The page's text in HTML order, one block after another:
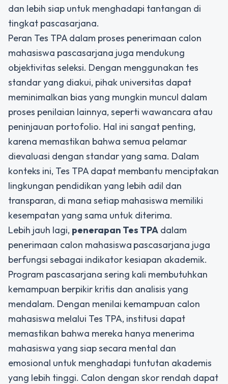
dan lebih siap untuk menghadapi tantangan di
tingkat pascasarjana.
Peran Tes TPA dalam proses penerimaan calon
mahasiswa pascasarjana juga mendukung
objektivitas seleksi. Dengan menggunakan tes
standar yang diakui, pihak universitas dapat
meminimalkan bias yang mungkin muncul dalam
proses penilaian lainnya, seperti wawancara atau
peninjauan portofolio. Hal ini sangat penting,
karena memastikan bahwa semua pelamar
dievaluasi dengan standar yang sama. Dalam
konteks ini, Tes TPA dapat membantu menciptakan
lingkungan pendidikan yang lebih adil dan
transparan, di mana setiap mahasiswa memiliki
kesempatan yang sama untuk diterima.
Lebih jauh lagi, penerapan Tes TPA dalam
penerimaan calon mahasiswa pascasarjana juga
berfungsi sebagai indikator kesiapan akademik.
Program pascasarjana sering kali membutuhkan
kemampuan berpikir kritis dan analisis yang
mendalam. Dengan menilai kemampuan calon
mahasiswa melalui Tes TPA, institusi dapat
memastikan bahwa mereka hanya menerima
mahasiswa yang siap secara mental dan
emosional untuk menghadapi tuntutan akademis
yang lebih tinggi. Calon dengan skor rendah dapat